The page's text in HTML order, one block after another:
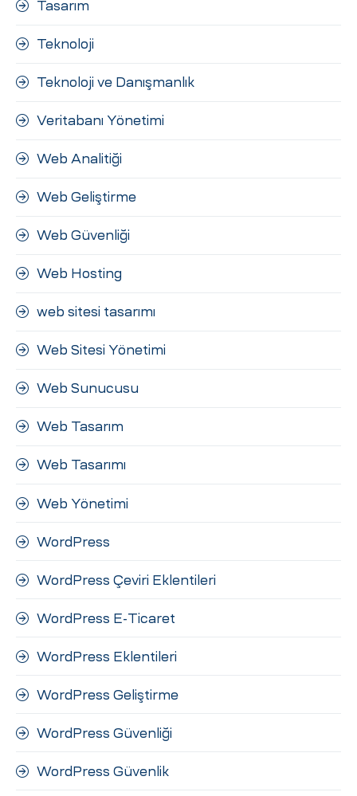
Tasarım
Teknoloji
Teknoloji ve Danışmanlık
Veritabanı Yönetimi
Web Analitiği
Web Geliştirme
Web Güvenliği
Web Hosting
web sitesi tasarımı
Web Sitesi Yönetimi
Web Sunucusu
Web Tasarım
Web Tasarımı
Web Yönetimi
WordPress
WordPress Çeviri Eklentileri
WordPress E-Ticaret
WordPress Eklentileri
WordPress Geliştirme
WordPress Güvenliği
WordPress Güvenlik